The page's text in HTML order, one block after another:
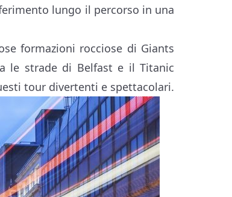
lungo il percorso in una
formazioni rocciose di Giants
le strade di Belfast e il Titanic
tour divertenti e spettacolari.